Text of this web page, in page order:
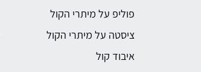
פוליפ על מיתרי הקול
ציסטה על מיתרי הקול
איבוד קול